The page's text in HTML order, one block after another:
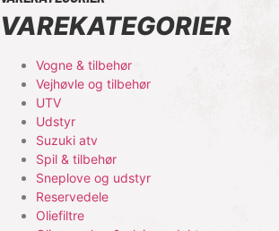
VAREKATEGORIER
Vogne & tilbehør
Vejhøvle og tilbehør
UTV
Udstyr
Suzuki atv
Spil & tilbehør
Sneplove og udstyr
Reservedele
Oliefiltre